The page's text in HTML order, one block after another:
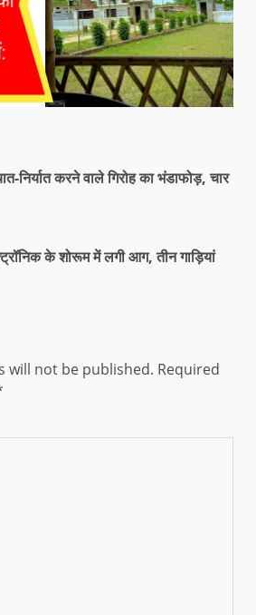
करने वाले गिरोह का भंडाफोड़, चार
के शोरूम में लगी आग, तीन गाड़ियां
will not be published. Required